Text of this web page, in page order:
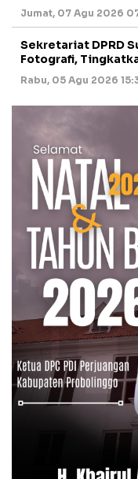
Jumat, 07 Agu 2026
Sekretariat DPRD
Fotografi,
Rabu, 05 Agu 2026